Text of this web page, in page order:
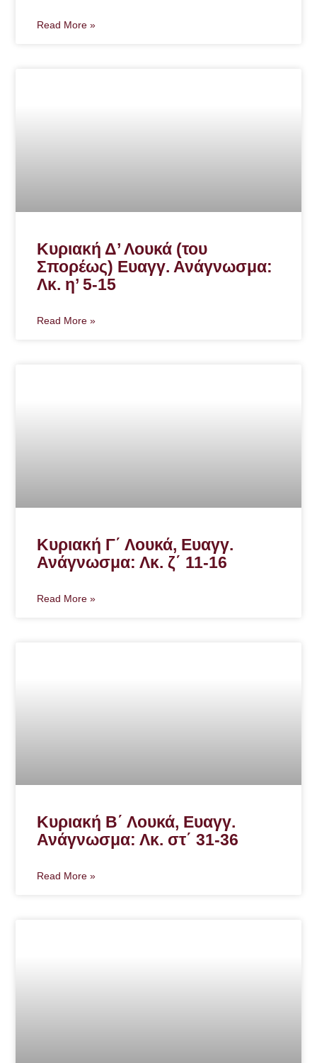
Read More »
Κυριακή Δ’ Λουκά (του
Σπορέως) Ευαγγ. Ανάγνωσμα:
Λκ. η’ 5-15
Read More »
Κυριακή Γ΄ Λουκά, Ευαγγ.
Ανάγνωσμα: Λκ. ζ΄ 11-16
Read More »
Κυριακή Β΄ Λουκά, Ευαγγ.
Ανάγνωσμα: Λκ. στ΄ 31-36
Read More »